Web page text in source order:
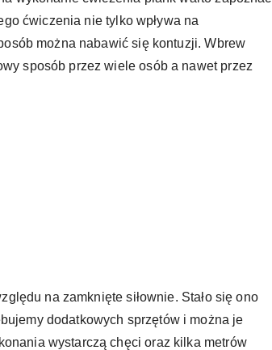
ćwiczenia nie tylko wpływa na
można nabawić się kontuzji. Wbrew
sposób przez wiele osób a nawet przez
na zamknięte siłownie. Stało się ono
dodatkowych sprzętów i można je
wystarczą chęci oraz kilka metrów